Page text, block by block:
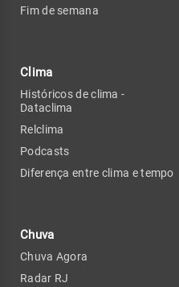
Fim de semana
Clima
Históricos de clima -
Dataclima
Relclima
Podcasts
Diferença entre clima e tempo
Chuva
Chuva Agora
Radar RJ